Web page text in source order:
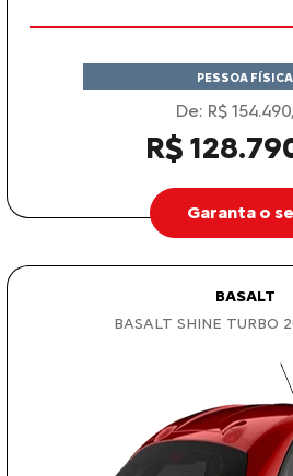
PESSOA FÍSICA
De: R$
R$
Garanta o
BASALT
BASALT SHINE TURBO